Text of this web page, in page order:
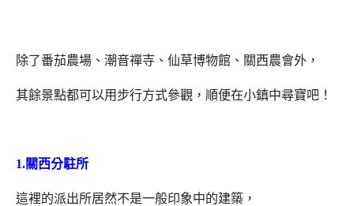
除了番茄農場、潮音禪寺、仙草博物館、關西農會外，
其餘景點都可以用步行方式參觀，順便在小鎮中尋寶吧！
1.關西分駐所
這裡的派出所居然不是一般印象中的建築，